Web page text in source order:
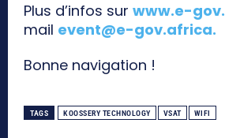
Plus d’infos sur www.e-
mail event@e-gov.africa.
Bonne navigation !
TAGS KOOSSERY TECHNOLOGY VSAT WIFI